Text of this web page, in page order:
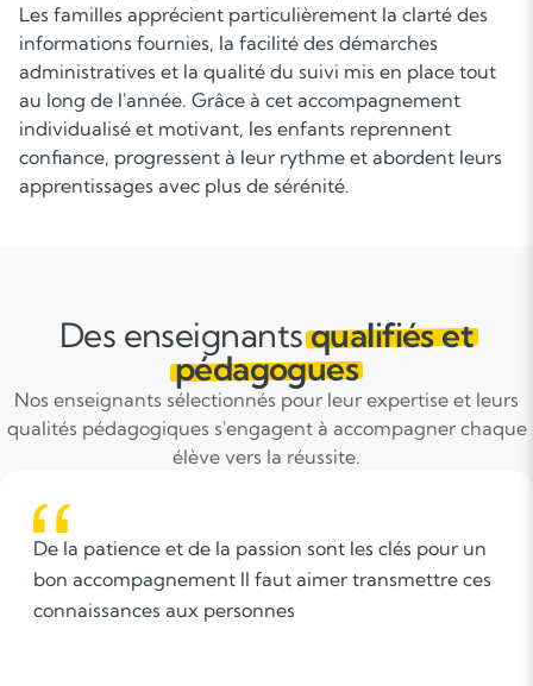
Les familles apprécient particulièrement la clarté des
informations fournies, la facilité des démarches
administratives et la qualité du suivi mis en place tout
au long de l'année. Grâce à cet accompagnement
individualisé et motivant, les enfants reprennent
confiance, progressent à leur rythme et abordent leurs
apprentissages avec plus de sérénité.
Des enseignantsqualifiés et
pédagogues
Nos enseignants sélectionnés pour leur expertise et leurs
qualités pédagogiques s'engagent à accompagner chaque
élève vers la réussite.
Ma vision de l’enseignement repose sur une
pédagogie claire, bienveillante et adaptée à chaque
élève. Je pense qu’il est essentiel de partir du niveau